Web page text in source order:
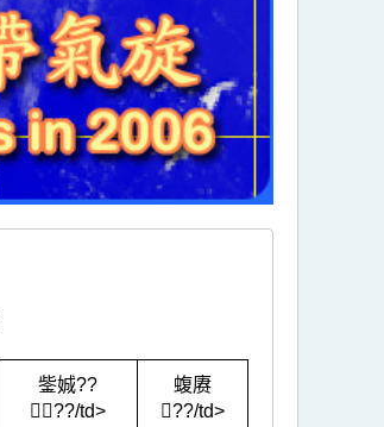
鈭娍??
??/td>
蝮赓
??/td>